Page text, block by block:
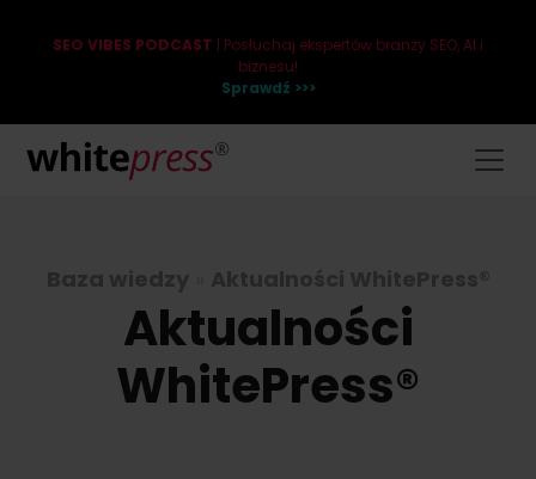
SEO VIBES PODCAST | Posłuchaj ekspertów branży SEO, AI i
biznesu!
Sprawdź >>>
Baza wiedzy Aktualności WhitePress®
Aktualności
WhitePress®